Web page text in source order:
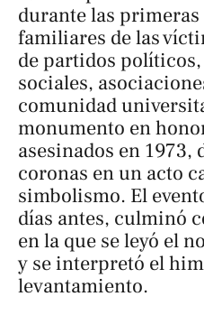
durante las primeras
familiares de las
de partidos
sociales,
comunidad
monumento en
asesinados en
coronas en un acto
simbolismo. El
días antes, culminó
en la que se leyó el
y se interpretó el
levantamiento.